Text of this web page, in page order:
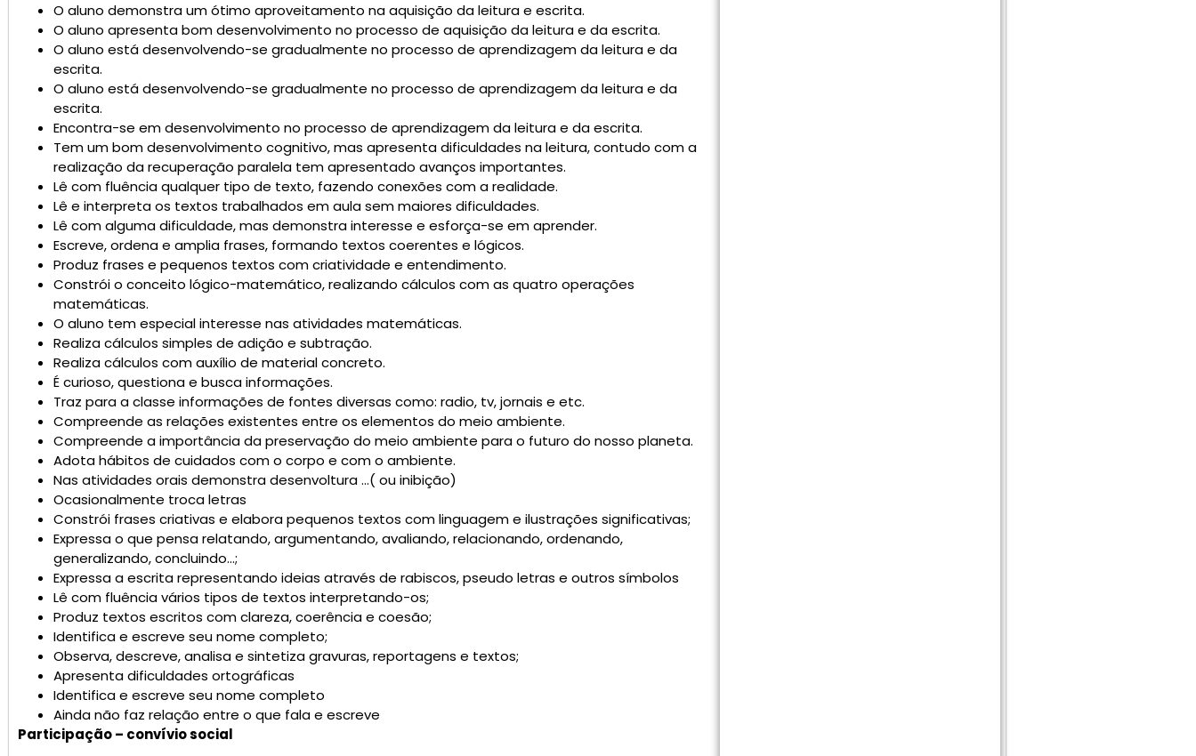
O aluno demonstra um ótimo aproveitamento na aquisição da leitura e escrita.
O aluno apresenta bom desenvolvimento no processo de aquisição da leitura e da escrita.
O aluno está desenvolvendo-se gradualmente no processo de aprendizagem da leitura e da
escrita.
O aluno está desenvolvendo-se gradualmente no processo de aprendizagem da leitura e da
escrita.
Encontra-se em desenvolvimento no processo de aprendizagem da leitura e da escrita.
Tem um bom desenvolvimento cognitivo, mas apresenta dificuldades na leitura, contudo com a
realização da recuperação paralela tem apresentado avanços importantes.
Lê com fluência qualquer tipo de texto, fazendo conexões com a realidade.
Lê e interpreta os textos trabalhados em aula sem maiores dificuldades.
Lê com alguma dificuldade, mas demonstra interesse e esforça-se em aprender.
Escreve, ordena e amplia frases, formando textos coerentes e lógicos.
Produz frases e pequenos textos com criatividade e entendimento.
Constrói o conceito lógico-matemático, realizando cálculos com as quatro operações
matemáticas.
O aluno tem especial interesse nas atividades matemáticas.
Realiza cálculos simples de adição e subtração.
Realiza cálculos com auxílio de material concreto.
É curioso, questiona e busca informações.
Traz para a classe informações de fontes diversas como: radio, tv, jornais e etc.
Compreende as relações existentes entre os elementos do meio ambiente.
Compreende a importância da preservação do meio ambiente para o futuro do nosso planeta.
Adota hábitos de cuidados com o corpo e com o ambiente.
Nas atividades orais demonstra desenvoltura …( ou inibição)
Ocasionalmente troca letras
Constrói frases criativas e elabora pequenos textos com linguagem e ilustrações significativas;
Expressa o que pensa relatando, argumentando, avaliando, relacionando, ordenando,
generalizando, concluindo…;
Expressa a escrita representando ideias através de rabiscos, pseudo letras e outros símbolos
Lê com fluência vários tipos de textos interpretando-os;
Produz textos escritos com clareza, coerência e coesão;
Identifica e escreve seu nome completo;
Observa, descreve, analisa e sintetiza gravuras, reportagens e textos;
Apresenta dificuldades ortográficas
Identifica e escreve seu nome completo
Ainda não faz relação entre o que fala e escreve
Participação – convívio social